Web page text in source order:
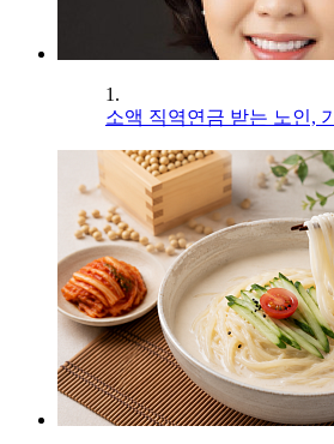
1.
소액 직역연금 받는 노인,